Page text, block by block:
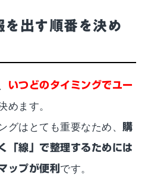
出す順番を決め
いつどのタイミングでユー
めます。
グはとても重要なため、購
「線」で整理するためには
ップが便利 です。